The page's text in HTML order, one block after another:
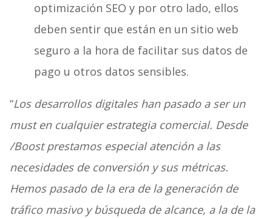
optimización SEO y por otro lado, ellos
deben sentir que están en un sitio web
seguro a la hora de facilitar sus datos de
pago u otros datos sensibles.
“Los desarrollos digitales han pasado a ser un
must en cualquier estrategia comercial. Desde
/Boost prestamos especial atención a las
necesidades de conversión y sus métricas.
Hemos pasado de la era de la generación de
tráfico masivo y búsqueda de alcance, a la de la